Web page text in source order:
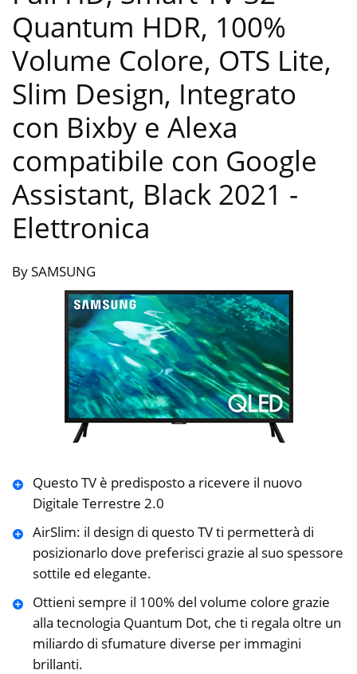
Quantum HDR, 100%
Volume Colore, OTS Lite,
Slim Design, Integrato
con Bixby e Alexa
compatibile con Google
Assistant, Black 2021 -
Elettronica
By SAMSUNG
Questo TV è predisposto a ricevere il nuovo
Digitale Terrestre 2.0
AirSlim: il design di questo TV ti permetterà di
posizionarlo dove preferisci grazie al suo spessore
sottile ed elegante.
Ottieni sempre il 100% del volume colore grazie
alla tecnologia Quantum Dot, che ti regala oltre un
miliardo di sfumature diverse per immagini
brillanti.